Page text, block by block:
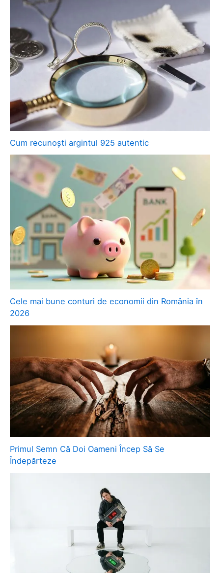
Cum recunoști argintul 925 autentic
Cele mai bune conturi de economii din România în
2026
Primul Semn Că Doi Oameni Încep Să Se
Îndepărteze